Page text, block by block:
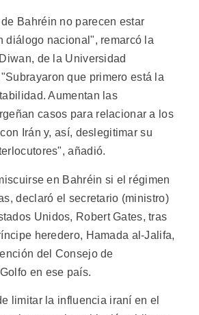
Bahréin no parecen estar
diálogo nacional", remarcó la
de la Universidad
que primero está la
Aumentan las
casos para relacionar a los
Irán y, así, deslegitimar su
añadió.
en Bahréin si el régimen
declaró el secretario (ministro)
Unidos, Robert Gates, tras
heredero, Hamada al-Jalifa,
del Consejo de
en ese país.
limitar la influencia iraní en el